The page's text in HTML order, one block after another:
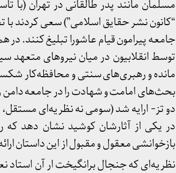
مسلمان مانند پدر طالقانی در تهران
“کانون نشر حقایق اسلامی”) سعی کردند با
جامعه پیرامون قیام عاشورا تبلیغ کنند.
توسط انقلابیون در میان نیروهای
مانده و رهبری‌های سنتی و محافظه‌کار شکست
بحث‌های امامت و شهادت را در جامعه دامن
دو تز- ارایه شد (سومی نه نظریه‌ای مستقل،
در یکی از آثارشان کوشید نشان دهد که
بازخوانشی معقول و مقبول از این داستان